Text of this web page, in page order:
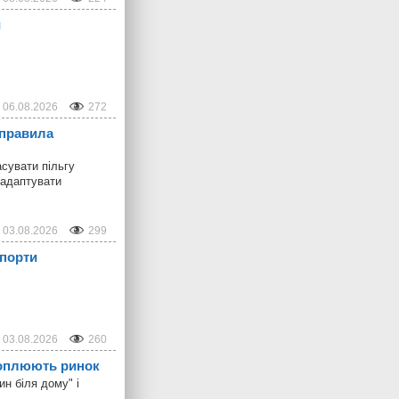
06.08.2026 272
пільгу
03.08.2026 299
03.08.2026 260
ринок
біля дому" і